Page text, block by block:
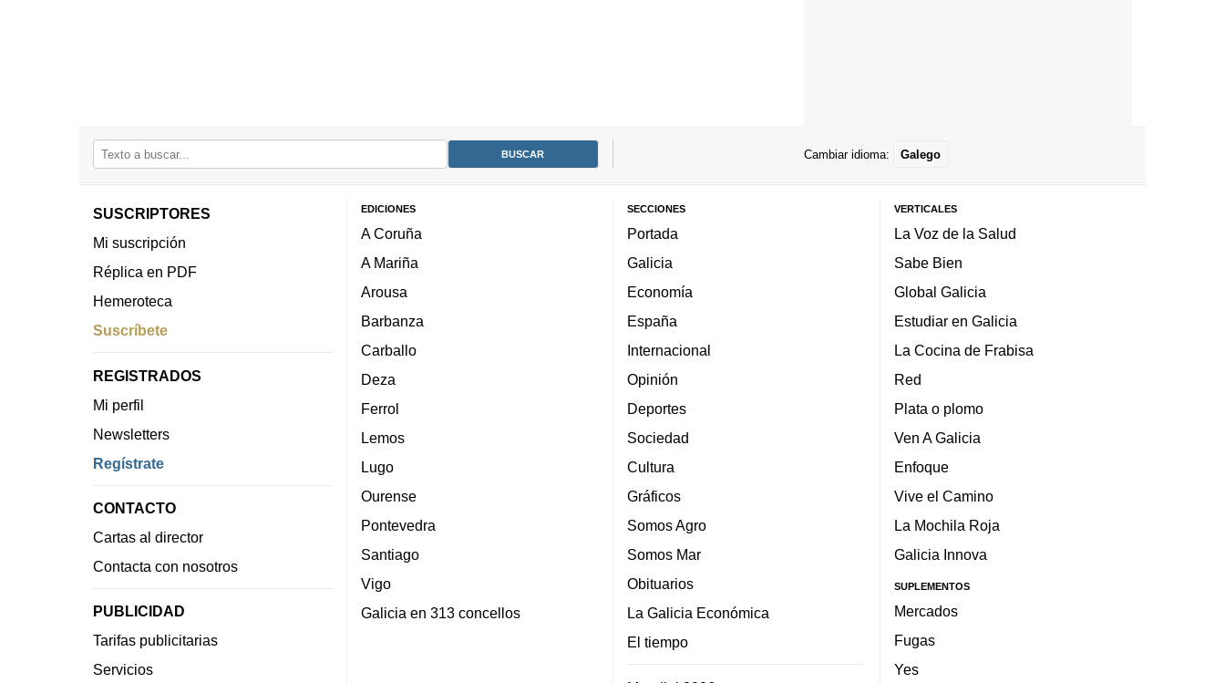
Cambiar idioma: Galego
SUSCRIPTORES
Mi suscripción
Réplica en PDF
Hemeroteca
Suscríbete
REGISTRADOS
Mi perfil
Newsletters
Regístrate
CONTACTO
Cartas al director
Contacta con nosotros
PUBLICIDAD
Tarifas publicitarias
Servicios
EDICIONES
A Coruña
A Mariña
Arousa
Barbanza
Carballo
Deza
Ferrol
Lemos
Lugo
Ourense
Pontevedra
Santiago
Vigo
Galicia en 313 concellos
SECCIONES
Portada
Galicia
Economía
España
Internacional
Opinión
Deportes
Sociedad
Cultura
Gráficos
Somos Agro
Somos Mar
Obituarios
La Galicia Económica
El tiempo
VERTICALES
La Voz de la Salud
Sabe Bien
Global Galicia
Estudiar en Galicia
La Cocina de Frabisa
Red
Plata o plomo
Ven A Galicia
Enfoque
Vive el Camino
La Mochila Roja
Galicia Innova
SUPLEMENTOS
Mercados
Fugas
Yes